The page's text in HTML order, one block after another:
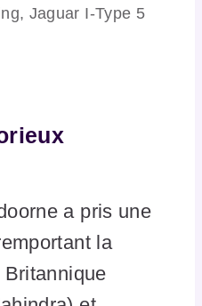
Jaguar I-Type 5
a pris une
la